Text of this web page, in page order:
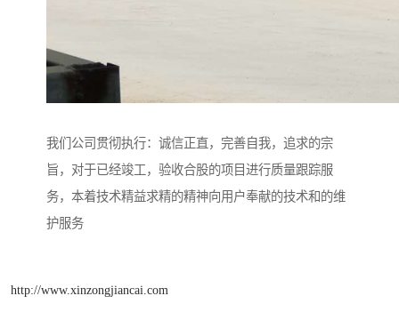
我们公司贯彻执行：诚信正直，完善自我，追求的宗
旨，对于已经竣工，验收合股的项目进行质量跟踪服
务，本着技术精益求精的精神向用户奉献的技术和的维
护服务
http://www.xinzongjiancai.com